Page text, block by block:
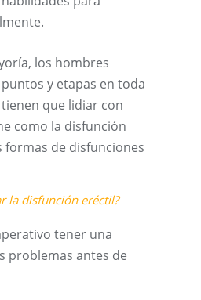
los hombres
y etapas en toda
que lidiar con
como la disfunción
formas de disfunciones
la disfunción eréctil?
tener una
problemas antes de